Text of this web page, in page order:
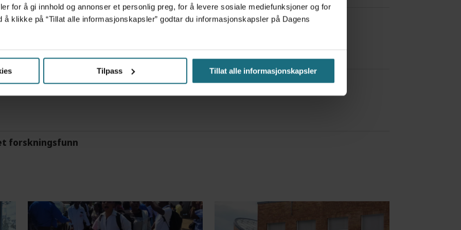
for å gi innhold og annonser et personlig preg, for å levere sosiale mediefunksjoner og for
å klikke på “Tillat alle informasjonskapsler” godtar du informasjonskapsler på Dagens
Tilpass Tillat alle informasjonskapsler
måneder – i en 16-fots motorbåt
det frem at han døgnet før hadde drukket 25 vodka Red Bull
forskningsfunn